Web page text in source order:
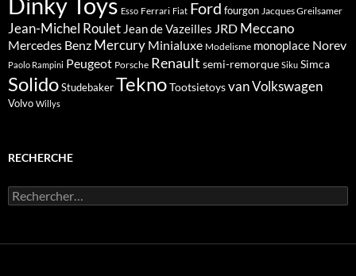
Esso Ferrari Fiat Ford fourgon Jacques Greilsamer
Jean-Michel Roulet Jean de Vazeilles JRD Meccano
Mercedes Benz Mercury Minialuxe Modelisme monoplace Norev
Paolo Rampini Peugeot Porsche Renault semi-remorque Siku Simca
SolidoStudebakerTeknoTootsietoysvanVolkswagen
Volvo Willys
RECHERCHE
Rechercher :